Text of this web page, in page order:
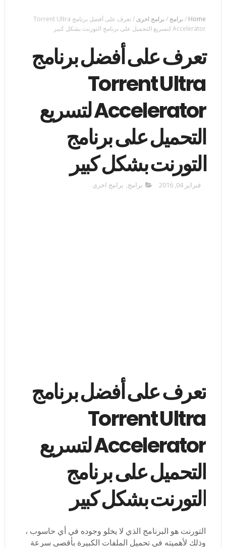
Home
/برامج /برامج اخرى /
تعرف على أفضل برنامج Torrent Ultra
Accelerator لتسريع التحميل على برنامج التورنت بشكل كبير
تعرف على أفضل برنامج
Torrent Ultra
Accelerator لتسريع
التحميل على برنامج
التورنت بشكل كبير
فبراير 04, 2016 برامج, برامج اخرى
تعرف على أفضل برنامج
Torrent Ultra
Accelerator لتسريع
التحميل على برنامج
التورنت بشكل كبير
التورنت هو البرنامج الذي لا يخلو وجوده في أي حاسوب ،
وذلك لأهميته في تحميل الملفات الكبيرة بأقصى سرعة